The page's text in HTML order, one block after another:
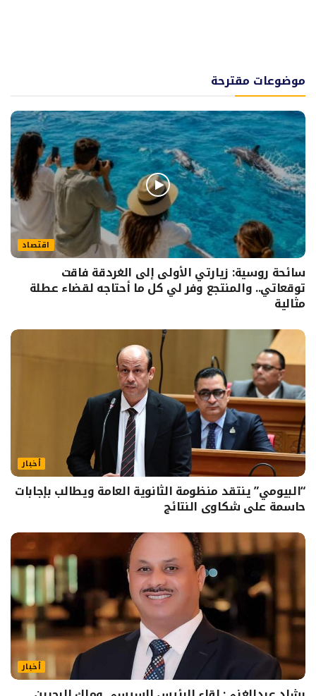
موضوعات مقترحة
اقتصاد
سائحة روسية: زيارتي الأولى إلى الغردقة فاقت
توقعاتي.. والمنتجع وفر لي كل ما أحتاجه لقضاء عطلة
مثالية
أخبار
“البيومي” ينتقد منظومة الثانوية العامة ويطالب بإجابات
حاسمة على شكاوى النتائج
أخبار